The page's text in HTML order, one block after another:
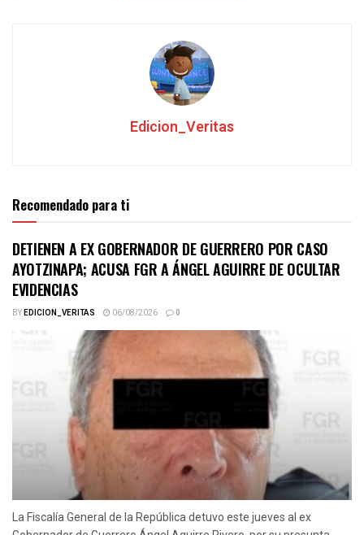
Edicion_Veritas
Recomendado para ti
DETIENEN A EX GOBERNADOR DE GUERRERO POR CASO
AYOTZINAPA; ACUSA FGR A ÁNGEL AGUIRRE DE OCULTAR
EVIDENCIAS
BYEDICION_VERITAS 06/08/2026 0
La Fiscalía General de la República detuvo este jueves al ex